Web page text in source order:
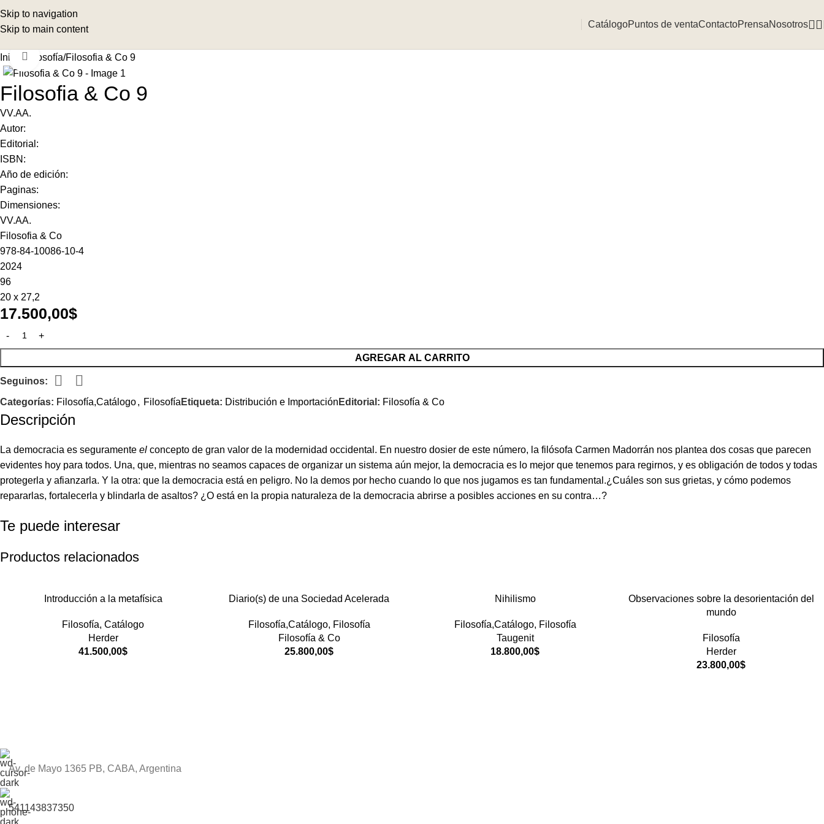
Skip to navigation
Skip to main content
CatálogoPuntos de ventaContactoPrensaNosotros
Inicio Filosofía Filosofia & Co 9
Click to enlarge
Filosofia & Co 9
VV.AA.
Autor:
Editorial:
ISBN:
Año de edición:
Paginas:
Dimensiones:
VV.AA.
Filosofia & Co
978-84-10086-10-4
2024
96
20 x 27,2
17.500,00$
AGREGAR AL CARRITO
Seguinos:
Categorías: Filosofía,Catálogo, Filosofía Etiqueta: Distribución e Importación Editorial: Filosofía & Co
Descripción
La democracia es seguramente el concepto de gran valor de la modernidad occidental. En nuestro dosier de este número, la filósofa Carmen Madorrán nos plantea dos cosas que parecen
evidentes hoy para todos. Una, que, mientras no seamos capaces de organizar un sistema aún mejor, la democracia es lo mejor que tenemos para regirnos, y es obligación de todos y todas
protegerla y afianzarla. Y la otra: que la democracia está en peligro. No la demos por hecho cuando lo que nos jugamos es tan fundamental.¿Cuáles son sus grietas, y cómo podemos
repararlas, fortalecerla y blindarla de asaltos? ¿O está en la propia naturaleza de la democracia abrirse a posibles acciones en su contra…?
Te puede interesar
Productos relacionados
Introducción a la metafísica
Filosofía, Catálogo
Herder
41.500,00$
Diario(s) de una Sociedad Acelerada
Filosofía,Catálogo, Filosofía
Filosofía & Co
25.800,00$
Nihilismo
Filosofía,Catálogo, Filosofía
Taugenit
18.800,00$
Observaciones sobre la desorientación del
mundo
Filosofía
Herder
23.800,00$
Av. de Mayo 1365 PB, CABA, Argentina
541143837350